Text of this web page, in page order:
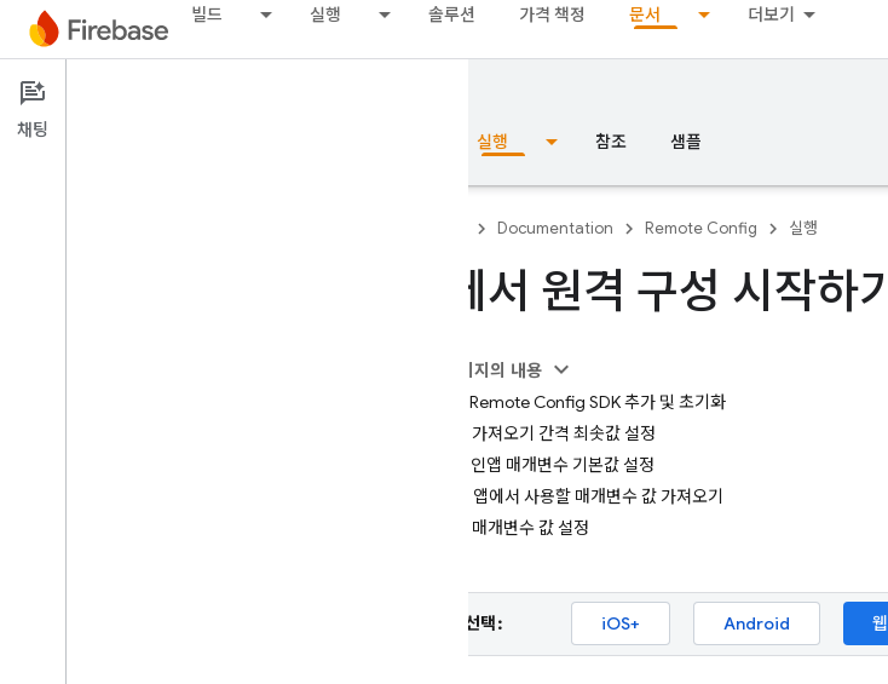
빌드 실행 솔루션 가격 책정 문서 더보기
Documentation
개요 실행 참조 샘플
Documentation Remote Config 실행
웹에서 원격 구성 시작하기
이 페이지의 내용
1단계: Remote Config SDK 추가 및 초기화
2단계: 가져오기 간격 최솟값 설정
3단계: 인앱 매개변수 기본값 설정
4단계: 앱에서 사용할 매개변수 값 가져오기
5단계: 매개변수 값 설정
플랫폼 선택: iOS+ Android 웹
채팅